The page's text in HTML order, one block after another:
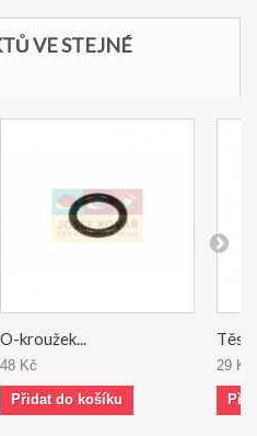
VE STEJNÉ
O-kroužek...
48 Kč
Přidat do košíku
29 Kč